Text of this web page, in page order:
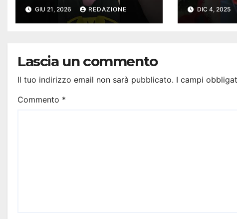
GIU 21, 2026 REDAZIONE DIC 4, 2025
Lascia un commento
Il tuo indirizzo email non sarà pubblicato. I campi
Commento *